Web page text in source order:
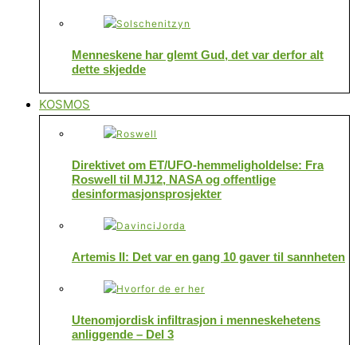
Menneskene har glemt Gud, det var derfor alt
dette skjedde
KOSMOS
Direktivet om ET/UFO-hemmeligholdelse: Fra
Roswell til MJ12, NASA og offentlige
desinformasjonsprosjekter
Artemis II: Det var en gang 10 gaver til sannheten
Utenomjordisk infiltrasjon i menneskehetens
anliggende – Del 3